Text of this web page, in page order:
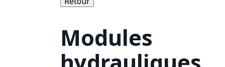
Modules